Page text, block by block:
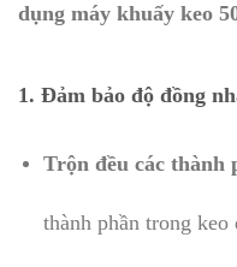
dụng máy khuấy keo
1. Đảm bảo độ đồng
Trộn đều các thành
thành phần trong